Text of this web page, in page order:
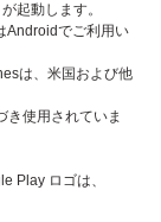
起動します。
Androidでご利用い
は、米国および他
き使用されていま
Play ロゴは、